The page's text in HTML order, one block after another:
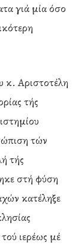
γιά μία όσο
κ. Αριστοτέλη
τής
τών
τής
στή φύση
κατέληξε
ιερέως μέ